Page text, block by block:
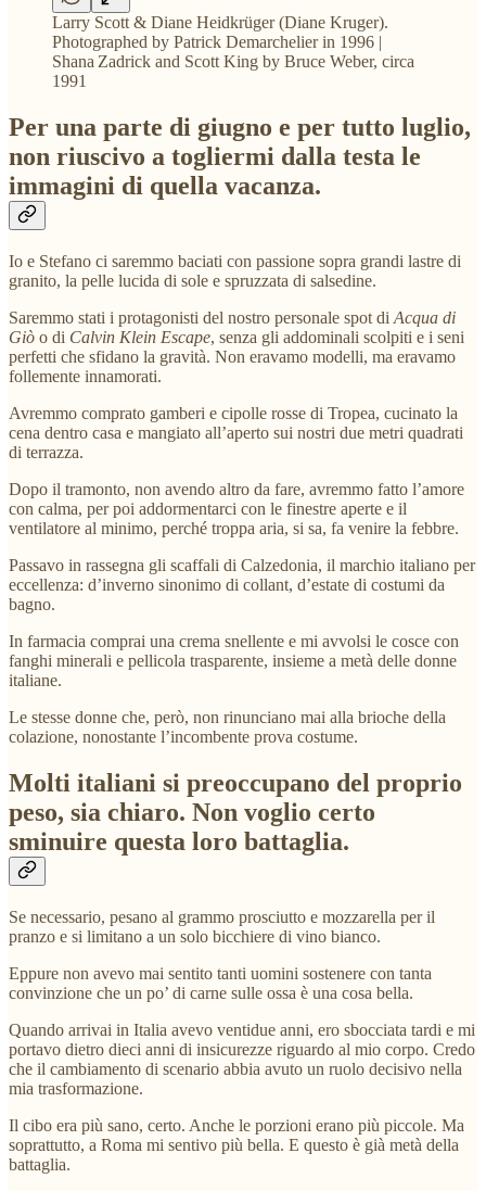
Larry Scott & Diane Heidkrüger (Diane Kruger).
Photographed by Patrick Demarchelier in 1996 |
Shana Zadrick and Scott King by Bruce Weber, circa
1991
Per una parte di giugno e per tutto luglio,
non riuscivo a togliermi dalla testa le
immagini di quella vacanza.
Io e Stefano ci saremmo baciati con passione sopra grandi lastre di
granito, la pelle lucida di sole e spruzzata di salsedine.
Saremmo stati i protagonisti del nostro personale spot di Acqua di
Giò o di Calvin Klein Escape, senza gli addominali scolpiti e i seni
perfetti che sfidano la gravità. Non eravamo modelli, ma eravamo
follemente innamorati.
Avremmo comprato gamberi e cipolle rosse di Tropea, cucinato la
cena dentro casa e mangiato all’aperto sui nostri due metri quadrati
di terrazza.
Dopo il tramonto, non avendo altro da fare, avremmo fatto l’amore
con calma, per poi addormentarci con le finestre aperte e il
ventilatore al minimo, perché troppa aria, si sa, fa venire la febbre.
Passavo in rassegna gli scaffali di Calzedonia, il marchio italiano per
eccellenza: d’inverno sinonimo di collant, d’estate di costumi da
bagno.
In farmacia comprai una crema snellente e mi avvolsi le cosce con
fanghi minerali e pellicola trasparente, insieme a metà delle donne
italiane.
Le stesse donne che, però, non rinunciano mai alla brioche della
colazione, nonostante l’incombente prova costume.
Molti italiani si preoccupano del proprio
peso, sia chiaro. Non voglio certo
sminuire questa loro battaglia.
Se necessario, pesano al grammo prosciutto e mozzarella per il
pranzo e si limitano a un solo bicchiere di vino bianco.
Eppure non avevo mai sentito tanti uomini sostenere con tanta
convinzione che un po’ di carne sulle ossa è una cosa bella.
Quando arrivai in Italia avevo ventidue anni, ero sbocciata tardi e mi
portavo dietro dieci anni di insicurezze riguardo al mio corpo. Credo
che il cambiamento di scenario abbia avuto un ruolo decisivo nella
mia trasformazione.
Il cibo era più sano, certo. Anche le porzioni erano più piccole. Ma
soprattutto, a Roma mi sentivo più bella. E questo è già metà della
battaglia.